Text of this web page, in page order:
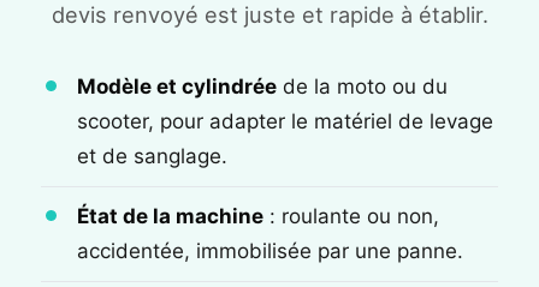
devis renvoyé est juste et rapide à établir.
Modèle et cylindrée de la moto ou du
scooter, pour adapter le matériel de levage
et de sanglage.
État de la machine : roulante ou non,
accidentée, immobilisée par une panne.